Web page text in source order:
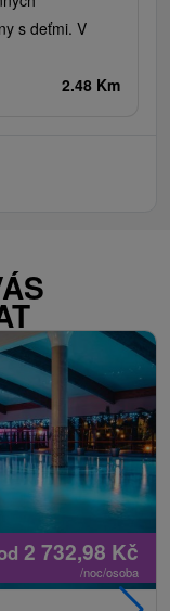
s deťmi. V
2.48 Km
2 732,98 Kč
/noc/osoba